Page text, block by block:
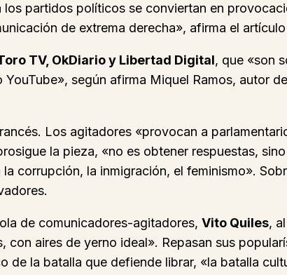
los partidos políticos se conviertan en
de extrema derecha», afirma el artículo
TV, OkDiario y Libertad Digital, que «son
según afirma Miquel Ramos, autor
Los agitadores «provocan a
la pieza, «no es obtener respuestas,
corrupción, la inmigración, el feminismo».
de comunicadores-agitadores, Vito Quiles,
con aires de yerno ideal». Repasan sus
de la batalla que defiende librar, «la batalla